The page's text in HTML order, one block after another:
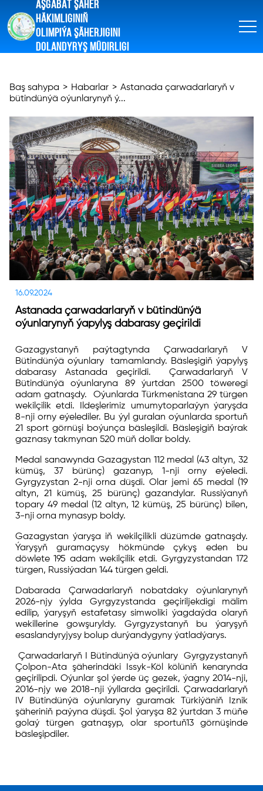
AŞGABAT ŞÄHER
HÄKIMLIGINIŇ
OLIMPIÝA ŞÄHERJIGINI
DOLANDYRYŞ MÜDIRLIGI
Baş sahypa > Habarlar > Astanada çarwadarlaryň v
bütindünýä oýunlarynyň ý...
16.09.2024
Astanada çarwadarlaryň v bütindünýä
oýunlarynyň ýapylyş dabarasy geçirildi
Gazagystanyň paýtagtynda Çarwadarlaryň V
Bütindünýä oýunlary tamamlandy. Bäsleşigiň ýapylyş
dabarasy Astanada geçirildi. Çarwadarlaryň V
Bütindünýä oýunlaryna 89 ýurtdan 2500 töweregi
adam gatnaşdy. Oýunlarda Türkmenistana 29 türgen
wekilçilik etdi. Ildeşlerimiz umumytoparlaýyn ýaryşda
8-nji orny eýelediler. Bu ýyl guralan oýunlarda sportuň
21 sport görnüşi boýunça bäsleşildi. Bäsleşigiň baýrak
gaznasy takmynan 520 müň dollar boldy.
Medal sanawynda Gazagystan 112 medal (43 altyn, 32
kümüş, 37 bürünç) gazanyp, 1-nji orny eýeledi.
Gyrgyzystan 2-nji orna düşdi. Olar jemi 65 medal (19
altyn, 21 kümüş, 25 bürünç) gazandylar. Russiýanyň
topary 49 medal (12 altyn, 12 kümüş, 25 bürünç) bilen,
3-nji orna mynasyp boldy.
Gazagystan ýaryşa iň wekilçilikli düzümde gatnaşdy.
Ýaryşyň guramaçysy hökmünde çykyş eden bu
döwlete 195 adam wekilçilik etdi. Gyrgyzystandan 172
türgen, Russiýadan 144 türgen geldi.
Dabarada Çarwadarlaryň nobatdaky oýunlarynyň
2026-njy ýylda Gyrgyzystanda geçiriljekdigi mälim
edilip, ýaryşyň estafetasy simwoliki ýagdaýda olaryň
wekillerine gowşuryldy. Gyrgyzystanyň bu ýaryşyň
esaslandyryjysy bolup durýandygyny ýatladýarys.
Çarwadarlaryň I Bütindünýä oýunlary Gyrgyzystanyň
Çolpon-Ata şäherindäki Issyk-Köl kölüniň kenarynda
geçirilipdi. Oýunlar şol ýerde üç gezek, ýagny 2014-nji,
2016-njy we 2018-nji ýyllarda geçirildi. Çarwadarlaryň
IV Bütindünýä oýunlaryny guramak Türkiýäniň Iznik
şäheriniň paýyna düşdi. Şol ýaryşa 82 ýurtdan 3 müňe
golaý türgen gatnaşyp, olar sportuň13 görnüşinde
bäsleşipdiler.